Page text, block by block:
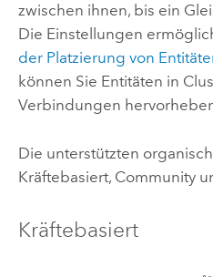
zwischen ihnen, bis ein
Die Einstellungen
der Platzierung von
können Sie Entitäten in
Verbindungen
Die unterstützten
Kräftebasiert, Community
Kräftebasiert